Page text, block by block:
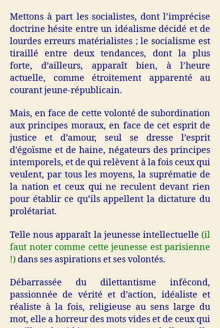
Mettons à part les socialistes, dont l’imprécise
doctrine hésite entre un idéalisme décidé et de
lourdes erreurs matérialistes ; le socialisme est
tiraillé entre deux tendances, dont la plus
forte, d’ailleurs, apparaît bien, à l’heure
actuelle, comme étroitement apparenté au
courant jeune-républicain.
Mais, en face de cette volonté de subordination
aux principes moraux, en face de cet esprit de
justice et d’amour, seul se dresse l’esprit
d’égoïsme et de haine, négateurs des principes
intemporels, et de qui relèvent à la fois ceux qui
veulent, par tous les moyens, la suprématie de
la nation et ceux qui ne reculent devant rien
pour établir ce qu’ils appellent la dictature du
prolétariat.
Telle nous apparaît la jeunesse intellectuelle (il
faut noter comme cette jeunesse est parisienne
!) dans ses aspirations et ses volontés.
Débarrassée du dilettantisme infécond,
passionnée de vérité et d’action, idéaliste et
réaliste à la fois, religieuse au sens large du
mot, elle a horreur des mots vides et de ceux qui